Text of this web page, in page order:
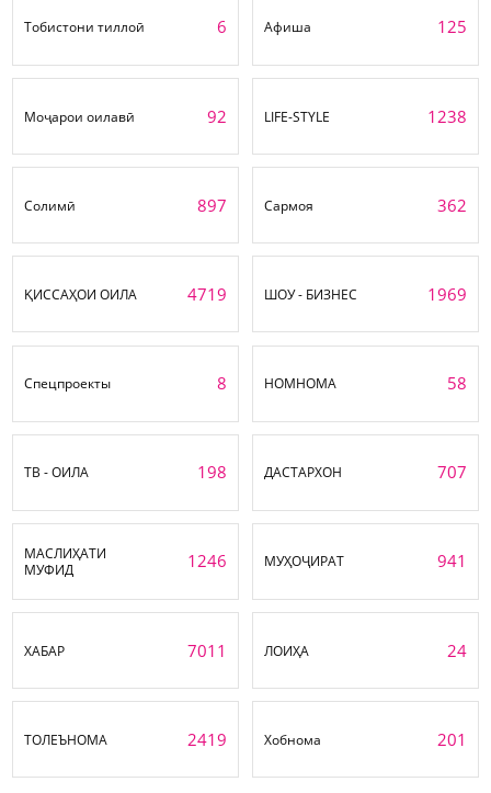
Тобистони тиллоӣ 6 Афиша 125
Моҷарои оилавӣ 92 LIFE-STYLE 1238
Солимӣ 897 Сармоя 362
ҚИССАҲОИ ОИЛА 4719 ШОУ - БИЗНЕС 1969
Спецпроекты 8 НОМНОМА 58
ТВ - ОИЛА 198 ДАСТАРХОН 707
МАСЛИҲАТИ
МУФИД
1246 МУҲОҶИРАТ 941
ХАБАР 7011 ЛОИҲА 24
ТОЛЕЪНОМА 2419 Хобнома 201